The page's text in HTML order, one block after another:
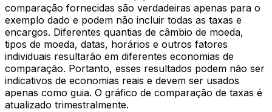
comparação fornecidas são verdadeiras apenas para o
exemplo dado e podem não incluir todas as taxas e
encargos. Diferentes quantias de câmbio de moeda,
tipos de moeda, datas, horários e outros fatores
individuais resultarão em diferentes economias de
comparação. Portanto, esses resultados podem não ser
indicativos de economias reais e devem ser usados
apenas como guia. O gráfico de comparação de taxas é
atualizado trimestralmente.